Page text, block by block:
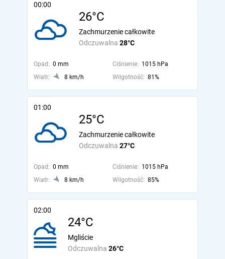
00:00
26°C
Odczuwalna 28°C
Zachmurzenie całkowite
Opad: 0 mm Ciśnienie: 1015 hPa
Wiatr:
8 km/h Wilgotność: 81%
01:00
25°C
Odczuwalna 27°C
Zachmurzenie całkowite
Opad: 0 mm Ciśnienie: 1015 hPa
Wiatr:
8 km/h Wilgotność: 85%
02:00
24°C
Odczuwalna 26°C
Mgliście